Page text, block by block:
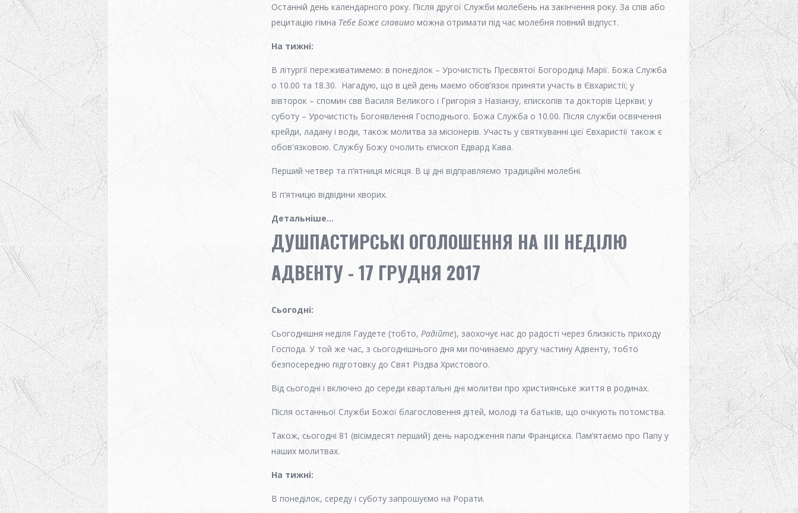
Останній день календарного року. Після другої Служби молебень на закінчення року. За спів або
рецитацію гімна Тебе Боже славимоможна отримати під час молебня повний відпуст.
На тижні:
В літургії переживатимемо: в понеділок – Урочистість Пресвятої Богородиці Марії. Божа Служба
о 10.00 та 18.30. Нагадую, що в цей день маємо обов’язок приняти участь в Євхаристії; у
вівторок – спомин свв Василя Великого і Григорія з Назіанзу, єпископів та докторів Церкви; у
суботу – Урочистість Богоявлення Господнього. Божа Служба о 10.00. Після служби освячення
крейди, ладану і води, також молитва за місіонерів. Участь у святкуванні цієї Євхаристії також є
обов'язковою. Службу Божу очолить єпископ Едвард Кава.
Перший четвер та п’ятниця місяця. В ці дні відправляємо традиційні молебні.
В п’ятницю відвідини хворих.
Детальніше...
ДУШПАСТИРСЬКІ ОГОЛОШЕННЯ НА III НЕДІЛЮ
АДВЕНТУ - 17 ГРУДНЯ 2017
Сьогодні:
Сьогоднішня неділя Гаудете (тобто, Радійте), заохочує нас до радості через близкість приходу
Господа. У той же час, з сьогоднішнього дня ми починаємо другу частину Адвенту, тобто
безпосередню підготовку до Свят Різдва Христового.
Від сьогодні і включно до середи квартальні дні молитви про християнське життя в родинах.
Після останньої Служби Божої благословення дітей, молоді та батьків, що очікують потомства.
Також, сьогодні 81 (вісімдесят перший) день народження папи Франциска. Пам’ятаємо про Папу у
наших молитвах.
На тижні:
В понеділок, середу і суботу запрошуємо на Рорати.